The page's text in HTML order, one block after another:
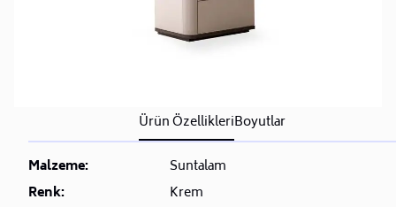
Ürün ÖzellikleriBoyutlar
Malzeme:
Suntalam
Renk:
Krem